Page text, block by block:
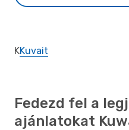
KKuvait
Fedezd fel a
ajánlatokat